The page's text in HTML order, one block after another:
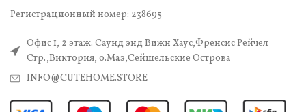
Регистрационный номер: 238695
Офис 1, 2 этаж. Саунд энд Вижн Хаус,Френсис Рейчел
Стр.,Виктория, о.Маэ,Сейшельские Острова
INFO@CUTEHOME.STORE